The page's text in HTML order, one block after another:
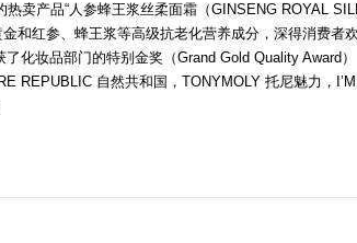
卖产品“人参蜂王浆丝柔面霜（GINSENG ROYAL
和红参、蜂王浆等高级抗老化营养成分，深得消费者
了化妆品部门的特别金奖（Grand Gold Quality Award
REPUBLIC 自然共和国，TONYMOLY 托尼魅力，